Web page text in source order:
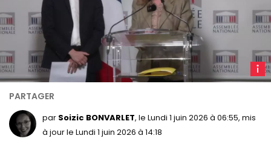
par Soizic BONVARLET, le Lundi 1 juin 2026 à 06:55, mis
à jour le Lundi 1 juin 2026 à 14:18